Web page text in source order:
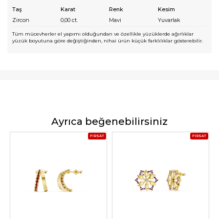
Taş Karat Renk
Kesim
Zircon
0,00 ct. Mavi Yuvarlak
Tüm mücevherler el yapımı olduğundan ve özellikle yüzüklerde ağırlıklar
yüzük boyutuna göre değiştiğinden, nihai ürün küçük farklılıklar gösterebilir.
Ayrıca beğenebilirsiniz
FIRSAT FIRSAT